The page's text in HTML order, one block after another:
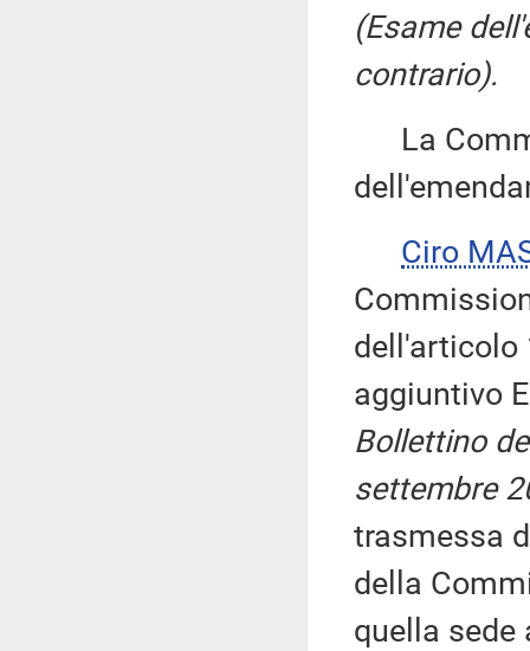
(Esame
contrario).
La
Ciro
dell'articolo
aggiuntivo
Bollettino
settembre
trasmessa
della
quella sede